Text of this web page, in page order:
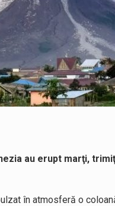
au erupt marţi,
în atmosferă o